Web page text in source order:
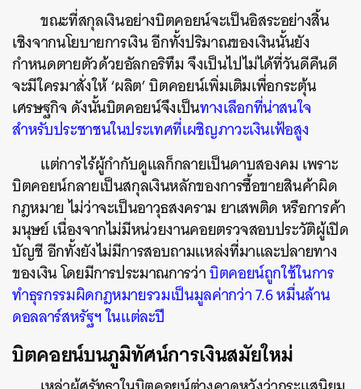
ขณะที่สกุลเงินอย่างบิตคอยน์จะเป็นอิสระอย่างสิ้น
เชิงจากนโยบายการเงิน อีกทั้งปริมาณของเงินนั้นยัง
กำหนดตายตัวด้วยอัลกอริทึม จึงเป็นไปไม่ได้ที่วันดีคืนดี
จะมีใครมาสั่งให้ ‘ผลิต’ บิตคอยน์เพิ่มเติมเพื่อกระตุ้น
เศรษฐกิจ ดังนั้นบิตคอยน์จึงเป็นทางเลือกที่น่าสนใจ
สำหรับประชาชนในประเทศที่เผชิญภาวะเงินเฟ้อสูง
แต่การไร้ผู้กำกับดูแลก็กลายเป็นดาบสองคม เพราะ
บิตคอยน์กลายเป็นสกุลเงินหลักของการซื้อขายสินค้าผิด
กฎหมาย ไม่ว่าจะเป็นอาวุธสงคราม ยาเสพติด หรือการค้า
มนุษย์ เนื่องจากไม่มีหน่วยงานคอยตรวจสอบประวัติผู้เปิด
บัญชี อีกทั้งยังไม่มีการสอบถามแหล่งที่มาและปลายทาง
ของเงิน โดยมีการประมาณการว่าบิตคอยน์ถูกใช้ในการ
ทำธุรกรรมผิดกฎหมายรวมเป็นมูลค่ากว่า 7.6 หมื่นล้าน
ดอลลาร์สหรัฐฯ ในแต่ละปี
บิตคอยน์บนภูมิทัศน์การเงินสมัยใหม่
SHARE TWEET LINE EMAIL